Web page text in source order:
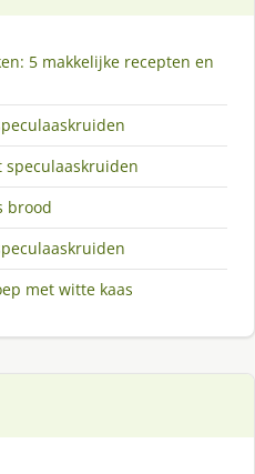
5 makkelijke recepten en
speculaaskruiden
brood
met witte kaas